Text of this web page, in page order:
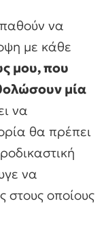
να
με κάθε
μου, που
μία
να
θα πρέπει
να
στους οποίους